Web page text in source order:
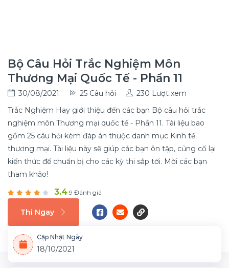
Bộ Câu Hỏi Trắc Nghiệm Môn
Thương Mại Quốc Tế - Phần 11
30/08/2021 25 Câu hỏi
230 Lượt xem
Trắc Nghiệm Hay giới thiệu đến các bạn Bộ câu hỏi trắc
nghiệm môn Thương mại quốc tế - Phần 11. Tài liệu bao
gồm 25 câu hỏi kèm đáp án thuộc danh mục Kinh tế
thương mại. Tài liệu này sẽ giúp các bạn ôn tập, củng cố lại
kiến thức để chuẩn bị cho các kỳ thi sắp tới. Mời các bạn
tham khảo!
3.4 9 Đánh giá
Thi Ngay
Cập Nhật Ngày
18/10/2021